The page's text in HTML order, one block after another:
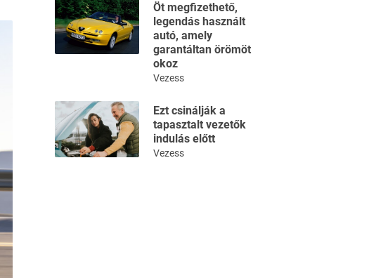
Öt megfizethető,
legendás használt
autó, amely
garantáltan örömöt
okoz
Vezess
Ezt csinálják a
tapasztalt vezetők
indulás előtt
Vezess